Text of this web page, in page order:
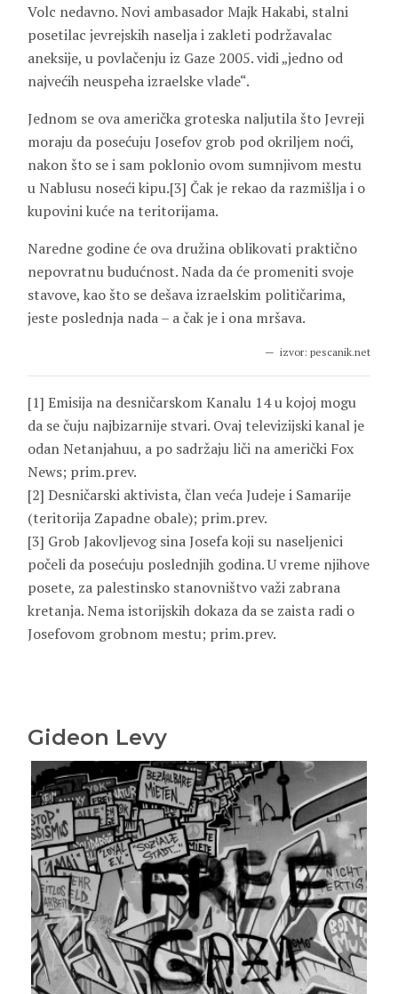
Volc nedavno. Novi ambasador Majk Hakabi, stalni
posetilac jevrejskih naselja i zakleti podržavalac
aneksije, u povlačenju iz Gaze 2005. vidi „jedno od
najvećih neuspeha izraelske vlade“.
Jednom se ova američka groteska naljutila što Jevreji
moraju da posećuju Josefov grob pod okriljem noći,
nakon što se i sam poklonio ovom sumnjivom mestu
u Nablusu noseći kipu.[3] Čak je rekao da razmišlja i o
kupovini kuće na teritorijama.
Naredne godine će ova družina oblikovati praktično
nepovratnu budućnost. Nada da će promeniti svoje
stavove, kao što se dešava izraelskim političarima,
jeste poslednja nada – a čak je i ona mršava.
izvor: pescanik.net
[1] Emisija na desničarskom Kanalu 14 u kojoj mogu
da se čuju najbizarnije stvari. Ovaj televizijski kanal je
odan Netanjahuu, a po sadržaju liči na američki Fox
News; prim.prev.
[2] Desničarski aktivista, član veća Judeje i Samarije
(teritorija Zapadne obale); prim.prev.
[3] Grob Jakovljevog sina Josefa koji su naseljenici
počeli da posećuju poslednjih godina. U vreme njihove
posete, za palestinsko stanovništvo važi zabrana
kretanja. Nema istorijskih dokaza da se zaista radi o
Josefovom grobnom mestu; prim.prev.
Gideon Levy